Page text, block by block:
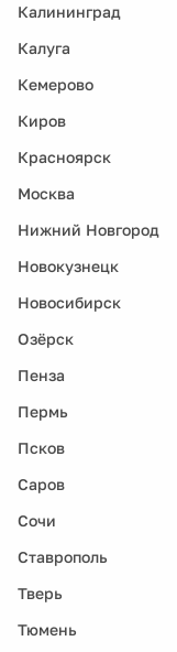
Калининград
Калуга
Кемерово
Киров
Красноярск
Москва
Нижний Новгород
Новокузнецк
Новосибирск
Озёрск
Пенза
Пермь
Псков
Саров
Сочи
Ставрополь
Тверь
Тюмень